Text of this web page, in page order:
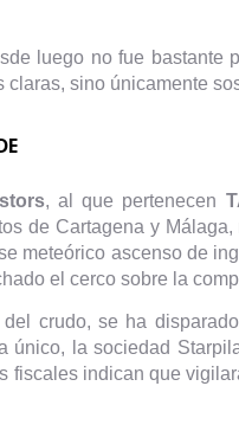
luego no fue bastante
sino únicamente
, al que pertenecen
de Cartagena y
meteórico ascenso de
el cerco sobre la
crudo, se ha
la sociedad
fiscales indican que